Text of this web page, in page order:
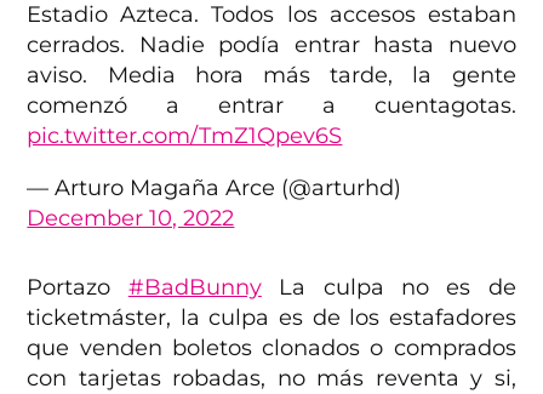
Estadio Azteca. Todos los accesos estaban
cerrados. Nadie podía entrar hasta nuevo
aviso. Media hora más tarde, la gente
comenzó a entrar a cuentagotas.
pic.twitter.com/TmZ1Qpev6S
— Arturo Magaña Arce (@arturhd)
December 10, 2022
Portazo #BadBunnyLa culpa no es de
ticketmáster, la culpa es de los estafadores
que venden boletos clonados o comprados
con tarjetas robadas, no más reventa y si,